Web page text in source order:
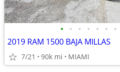
• • • • • • •
2019 RAM 1500 BAJA MILLAS
7/21 90k mi MIAMI